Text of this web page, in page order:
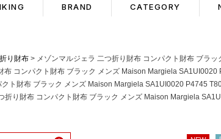
BRAND CATEGORY
送のご案内
お知らせ
Shopping guide
初めての方へ
り財布
メゾンマルジェラ 二つ折り財布 コンパクト財布 ブラック
布 コンパクト財布 ブラック メンズ Maison Margiela SA1UI0020
ト財布 ブラック メンズ Maison Margiela SA1UI0020 P4745
折り財布 コンパクト財布 ブラック メンズ Maison Margiela